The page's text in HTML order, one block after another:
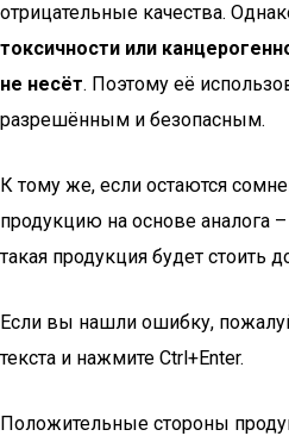
отрицательные качества.
токсичности или
не несёт. Поэтому её
разрешённым и безопасным.
К тому же, если остаются
продукцию на основе аналога
такая продукция будет стоить
Если вы нашли ошибку,
текста и нажмите Ctrl+Enter.
Положительные стороны